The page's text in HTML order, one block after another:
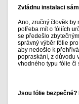
Zvládnu instalaci
Ano, zručný člověk by
potřeba mít o fóliích
se předešlo
správný výběr fólie
aby nedošlo k
popraskání, z důvodu
vhodného typu fólie či
Jsou fólie bezpečné?